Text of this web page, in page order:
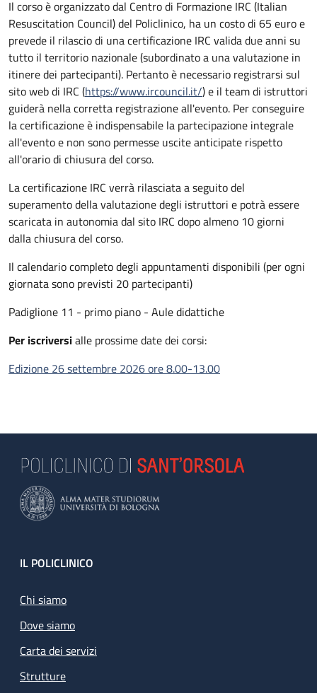
Il corso è organizzato dal Centro di Formazione IRC (Italian
Resuscitation Council) del Policlinico, ha un costo di 65 euro e
prevede il rilascio di una certificazione IRC valida due anni su
tutto il territorio nazionale (subordinato a una valutazione in
itinere dei partecipanti). Pertanto è necessario registrarsi sul
sito web di IRC (https://www.ircouncil.it/) e il team di istruttori
guiderà nella corretta registrazione all'evento. Per conseguire
la certificazione è indispensabile la partecipazione integrale
all'evento e non sono permesse uscite anticipate rispetto
all'orario di chiusura del corso.
La certificazione IRC verrà rilasciata a seguito del
superamento della valutazione degli istruttori e potrà essere
scaricata in autonomia dal sito IRC dopo almeno 10 giorni
dalla chiusura del corso.
Il calendario completo degli appuntamenti disponibili (per ogni
giornata sono previsti 20 partecipanti)
Padiglione 11 - primo piano - Aule didattiche
Per iscriversialle prossime date dei corsi:
Edizione 26 settembre 2026 ore 8.00-13.00
Footer
IL POLICLINICO
Chi siamo
Dove siamo
Carta dei servizi
Strutture